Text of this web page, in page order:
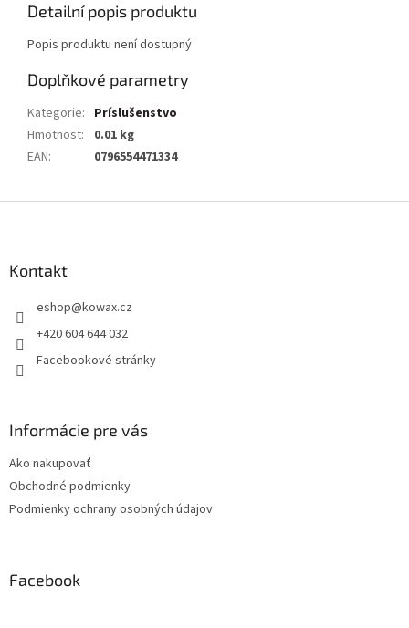
Detailní popis produktu
Popis produktu není dostupný
Doplňkové parametry
Kategorie: Príslušenstvo
Hmotnost:
0.01 kg
EAN: 0796554471334
Kontakt
eshop@kowax.cz
+420 604 644 032
Facebookové stránky
Informácie pre vás
Ako nakupovať
Obchodné podmienky
Podmienky ochrany osobných údajov
Facebook